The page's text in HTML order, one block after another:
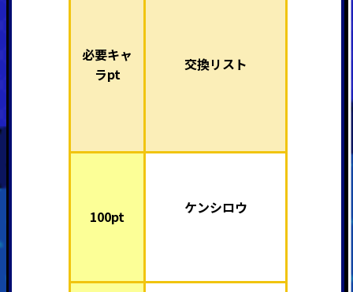
必要キャ
ラpt
交換リスト
100pt ケンシロウ